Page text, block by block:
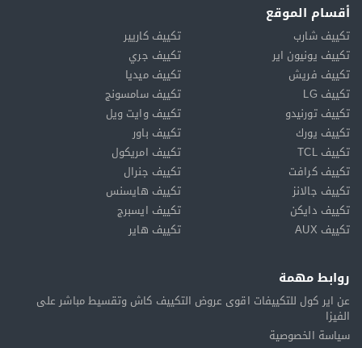
أقسام الموقع
تكييف شارب
تكييف كاريير
تكييف يونيون اير
تكييف جري
تكييف فريش
تكييف ميديا
تكييف LG
تكييف سامسونج
تكييف تورنيدو
تكييف وايت ويل
تكييف يورك
تكييف باور
تكييف TCL
تكييف امريكول
تكييف كرافت
تكييف جنرال
تكييف جالانز
تكييف هايسنس
تكييف دايكن
تكييف ايسبرج
تكييف AUX
تكييف هاير
روابط مهمة
عن اير كول للتكييفات اقوى عروض التكييف كاش وتقسيط مباشر على
الفيزا
سياسة الخصوصية